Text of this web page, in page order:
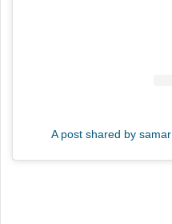
A post shared by